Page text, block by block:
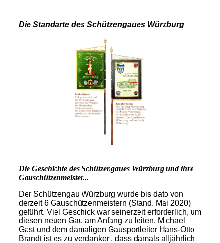
Die Standarte des Schützengaues Würzburg
Die Geschichte des Schützengaues Würzburg und ihre
Gauschützenmeister...
Der Schützengau Würzburg wurde bis dato von
derzeit 6 Gauschützenmeistern (Stand. Mai 2020)
geführt. Viel Geschick war seinerzeit erforderlich, um
diesen neuen Gau am Anfang zu leiten. Michael
Gast und dem damaligen Gausportleiter Hans-Otto
Brandt ist es zu verdanken, dass damals alljährlich